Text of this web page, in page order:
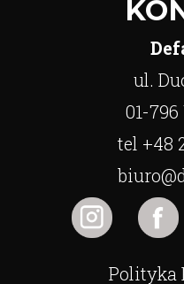
ul.
01-
tel +48
Polityka